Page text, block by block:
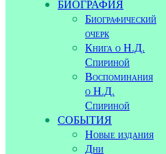
БИОГРАФИЯ
Биографический
очерк
Книга о Н.Д.
Спириной
Воспоминания
о Н.Д.
Спириной
СОБЫТИЯ
Новые издания
Дни